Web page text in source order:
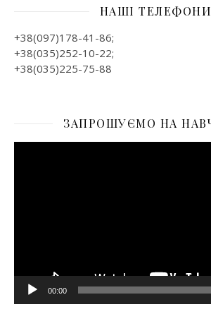
НАШІ
+38(097)178-41-86;
+38(035)252-10-22;
+38(035)225-75-88
ЗАПРОШУЄМО НА
00:00